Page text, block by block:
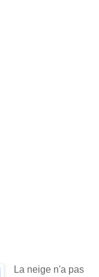
La neige n'a pas